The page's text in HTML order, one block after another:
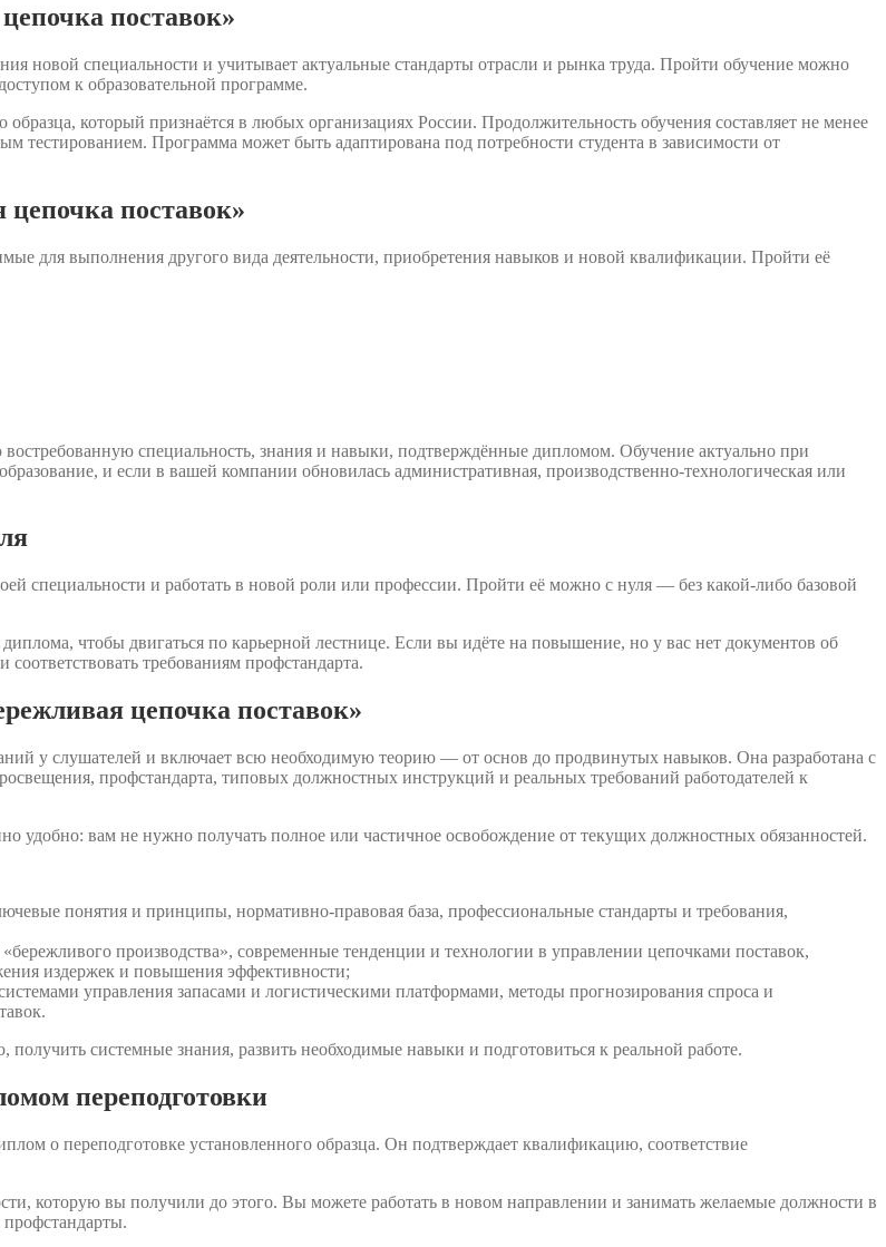
поставок»
новой специальности и учитывает актуальные стандарты отрасли и рынка труда. Пройти обучение можно
к образовательной программе.
который признаётся в любых организациях России. Продолжительность обучения составляет не менее
тестированием. Программа может быть адаптирована под потребности студента в зависимости от
поставок»
для выполнения другого вида деятельности, приобретения навыков и новой квалификации. Пройти её
специальность, знания и навыки, подтверждённые дипломом. Обучение актуально при
и если в вашей компании обновилась административная, производственно-технологическая или
специальности и работать в новой роли или профессии. Пройти её можно с нуля — без какой-либо базовой
чтобы двигаться по карьерной лестнице. Если вы идёте на повышение, но у вас нет документов об
требованиям профстандарта.
цепочка поставок»
у слушателей и включает всю необходимую теорию — от основ до продвинутых навыков. Она разработана с
профстандарта, типовых должностных инструкций и реальных требований работодателей к
удобно: вам не нужно получать полное или частичное освобождение от текущих должностных обязанностей.
понятия и принципы, нормативно-правовая база, профессиональные стандарты и требования,
производства», современные тенденции и технологии в управлении цепочками поставок,
издержек и повышения эффективности;
управления запасами и логистическими платформами, методы прогнозирования спроса и
системные знания, развить необходимые навыки и подготовиться к реальной работе.
переподготовки
о переподготовке установленного образца. Он подтверждает квалификацию, соответствие
которую вы получили до этого. Вы можете работать в новом направлении и занимать желаемые должности в